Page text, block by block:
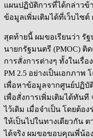
แผนปฏิบัติการที่ได้กล่าวข้
ข้อมูลเพิ่มเติมได้ที่เว็บไซ
สุดท้ายนี้ ผมขอเรียนว่า รั
นายกรัฐมนตรี (PMOC)
การสั่งการต่างๆ ทั้งในเรื่
PM 2.5 อย่างเป็นเอกภาพ
เพื่อหาข้อมูลจากศูนย์ปฏิบั
เพื่อสั่งการเพิ่มเติมได้ทัน
ไว้เดิม เมื่อจำเป็น โดยต้
ให้เป็นไปในทางเดียวกัน
ได้จริง ผมขอขอบคุณพี่น้อ